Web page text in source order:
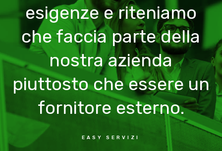
esigenze e riteniamo
che faccia parte della
nostra azienda
piuttosto che essere un
fornitore esterno.
EASY SERVIZI